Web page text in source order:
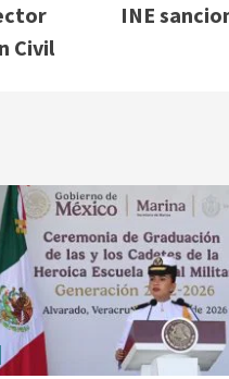
Civil
INE